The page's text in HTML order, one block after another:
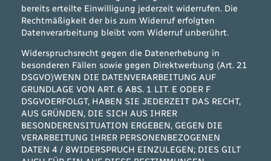
bereits erteilte Einwilligung jederzeit widerrufen. Die
Rechtmäßigkeit der bis zum Widerruf erfolgten
Datenverarbeitung bleibt vom Widerruf unberührt.
Widerspruchsrecht gegen die Datenerhebung in
besonderen Fällen sowie gegen Direktwerbung (Art. 21
DSGVO)WENN DIE DATENVERARBEITUNG AUF
GRUNDLAGE VON ART. 6 ABS. 1 LIT. E ODER F
DSGVOERFOLGT, HABEN SIE JEDERZEIT DAS RECHT,
AUS GRÜNDEN, DIE SICH AUS IHRER
BESONDERENSITUATION ERGEBEN, GEGEN DIE
VERARBEITUNG IHRER PERSONENBEZOGENEN
DATEN 4 / 8WIDERSPRUCH EINZULEGEN; DIES GILT